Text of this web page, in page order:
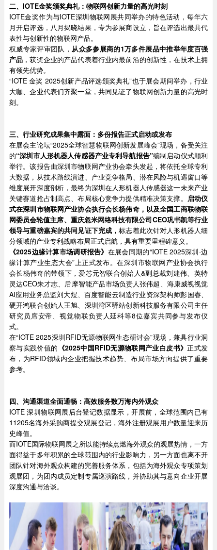
二、IOTE金奖颁奖典礼：物联网创新力量的高光时刻
IOTE金奖作为与IOTE深圳物联网展共同举办的特色活动，每年六
月开启评选，八月揭晓结果，专为参展商设立，旨在评选出最具代
表性与创新性的物联网产品。
权威专家评审团队， 从众多参展商的1万多件展品中推举年度百强
产品 ，获奖企业的产品代表着行业内最前沿的创新性，在技术上拥
有领先优势。
“IOTE 金奖 2025创新产品评选颁奖典礼”也于展会期间举办，行业
大咖、企业代表们齐聚一堂，共同见证了物联网创新力量的高光时
刻。
三、 行业研究成果集中露面：多份报告正式启动或发布
在展会主论坛“2025全球智慧物联网创新发展峰会”现场，备受关注
的“深圳市人形机器人传感器产业专利导航报告”编制启动仪式顺利
举行。该报告由深圳市物联网产业协会牵头发起，将依托全球专利
大数据，从技术路线演进、产业竞争格局、潜在风险与机遇窗口等
维度展开深度剖析，最终为深圳在人形机器人传感器这一未来产业
关键赛道抢占制高点、布局核心竞争力提供精准决策支撑。 启动仪
式在深圳市物联网产业协会执行会长杨伟奇，以及全国工商联物联
网委员会轮值主席、重庆忽米网络科技有限公司CEO巩书凯等行业
领导与重磅嘉宾的共同见证下完成，标志着此次针对人形机器人细
分领域的产业专利战略布局正式启航，具有重要里程碑意义。
《2025边缘计算市场调研报告》 在展会同期的“IOTE 2025深圳·边
缘计算产业生态大会”上正式发布。在深圳市物联网产业协会执行
会长杨伟奇的带领下，爱芯元智联合创始人&副总裁刘建伟、英特
灵达CEO朱才志、后摩智能产品市场负责人张伟超、海康威视视觉
AI应用业务总监刘大煜、百度智能云制造行业资深架构师彭国睿、
硬开鸿联合创始人王旭、深圳湾区驿站创新科技服务有限公司主任
研究员席安帝、视觉物联负责人延科等8位嘉宾共同参与发布仪
式。
在“IOTE 2025深圳RFID无源物联网生态研讨会”现场，兼具行业洞
察与实践价值的 《2025中国RFID无源物联网产业白皮书》正式发
布，为RFID领域内企业把握技术趋势、布局市场方向提供了重要
参考。
四、沟通渠道全面通畅：高效服务数万海内外观众
IOTE 深圳物联网展后台登记数据显示，开展前，全球范围内已有
11205名海外采购商提交观展登记，海外注册观展用户数量迎来历
史峰值。
而IOTE国际物联网展之所以能持续点燃海外观众的观展热情，一方
面得益于多年积累的全球范围内的行业影响力，另一方面也离不开
团队针对海外观众构建的完善服务体系，包括为海外观众专项策划
观展团，为团内成员定制专属巡演路线，并协助其与意向企业开展
深度沟通与洽谈。